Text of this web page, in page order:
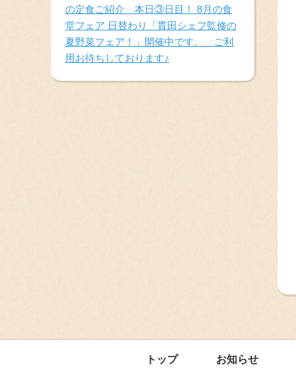
の定食ご紹介 本日③日目！ 8月の食
堂フェア 日替わり「貫田シェフ監修の
夏野菜フェア！」開催中です。 ご利
用お待ちしております♪
トップ お知らせ